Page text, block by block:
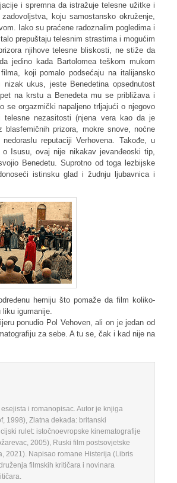
i spremna da istražuje telesne užitke i
koju samostansko okruženje,
Iako su praćene radoznalim pogledima i
prepuštaju telesnim strastima i mogućim
njihove telesne bliskosti, ne stiže da
jedino kada Bartolomea teškom mukom
koji pomalo podsećaju na italijansko
ukus, jeste Benedetina opsednutost
na krstu a Benedeta mu se približava i
se orgazmički napaljeno trljajući o njegovo
telesne nezasitosti (njena vera kao da je
blasfemičnih prizora, mokre snove, noćne
reputaciji Verhovena. Takođe, u
o Isusu, ovaj nije nikakav jevanđeoski tip,
Benedetu. Suprotno od toga lezbijske
istinsku glad i žudnju ljubavnica i
hemiju što pomaže da film koliko-
igumanije.
ponudio Pol Vehoven, ali on je jedan od
za sebe. A tu se, čak i kad nije na
i romanopisac. Autor je knjiga
1998), Zlatna dekada: britanski
rulet: istočnoevropske kinematografije
2005), Ruski film postsovjetske
2021). Napisao romane Histerija (Libris
filmskih kritičara i novinara